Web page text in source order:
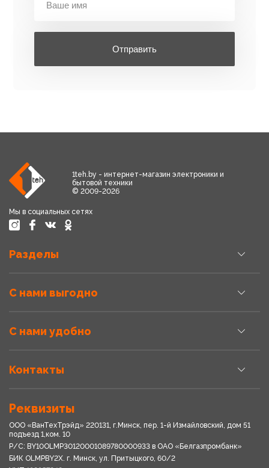
Отправить
1teh.by - интернет-магазин электроники и
бытовой техники
© 2009-2026
Мы в социальных сетях
Разделы
С нами выгодно
С нами удобно
Контакты
Реквизиты
ООО «ВанТехТрэйд» 220131, г.Минск, пер. 1-й Измайловский, дом 51
подъезд 1,ком. 10
Р/С: BY10OLMP30120001089780000933 в OАО «Белгазпромбанк»
БИК OLMPBY2X. г. Минск, ул. Притыцкого, 60/2